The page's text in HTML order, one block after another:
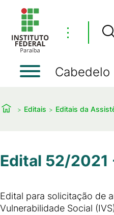
⋮
Cabedelo
Editais Editais da
Edital 52/2021
Edital para solicitação de
Vulnerabilidade Social